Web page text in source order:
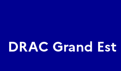
DRAC Grand Est